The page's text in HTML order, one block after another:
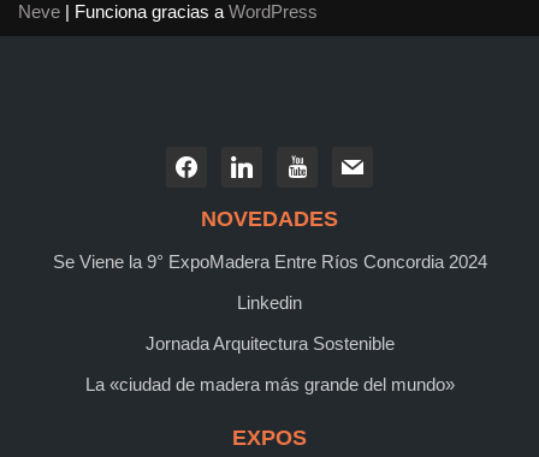
Neve | Funciona gracias a WordPress
NOVEDADES
Se Viene la 9° ExpoMadera Entre Ríos Concordia 2024
Linkedin
Jornada Arquitectura Sostenible
La «ciudad de madera más grande del mundo»
EXPOS